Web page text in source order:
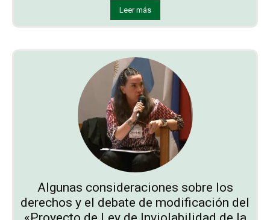
Leer más
Algunas consideraciones sobre los
derechos y el debate de modificación del